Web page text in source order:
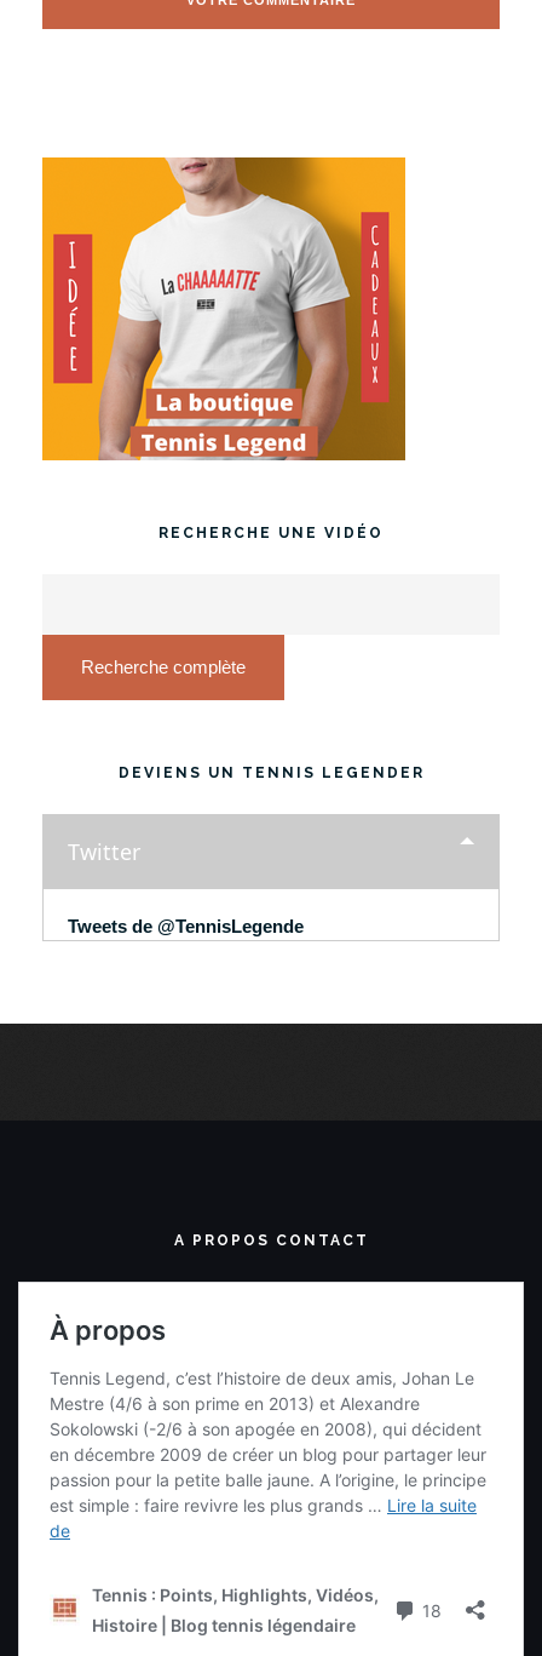
RECHERCHE UNE VIDÉO
Recherche complète
DEVIENS UN TENNIS LEGENDER
Twitter
Tweets de @TennisLegende
A PROPOS CONTACT